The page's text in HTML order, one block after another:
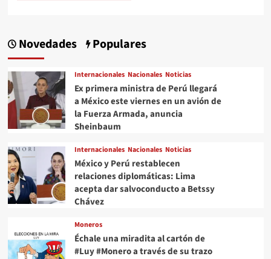
Novedades Populares
Internacionales Nacionales Noticias
Ex primera ministra de Perú llegará
a México este viernes en un avión de
la Fuerza Armada, anuncia
Sheinbaum
Internacionales Nacionales Noticias
México y Perú restablecen
relaciones diplomáticas: Lima
acepta dar salvoconducto a Betssy
Chávez
Moneros
Échale una miradita al cartón de
#Luy #Monero a través de su trazo